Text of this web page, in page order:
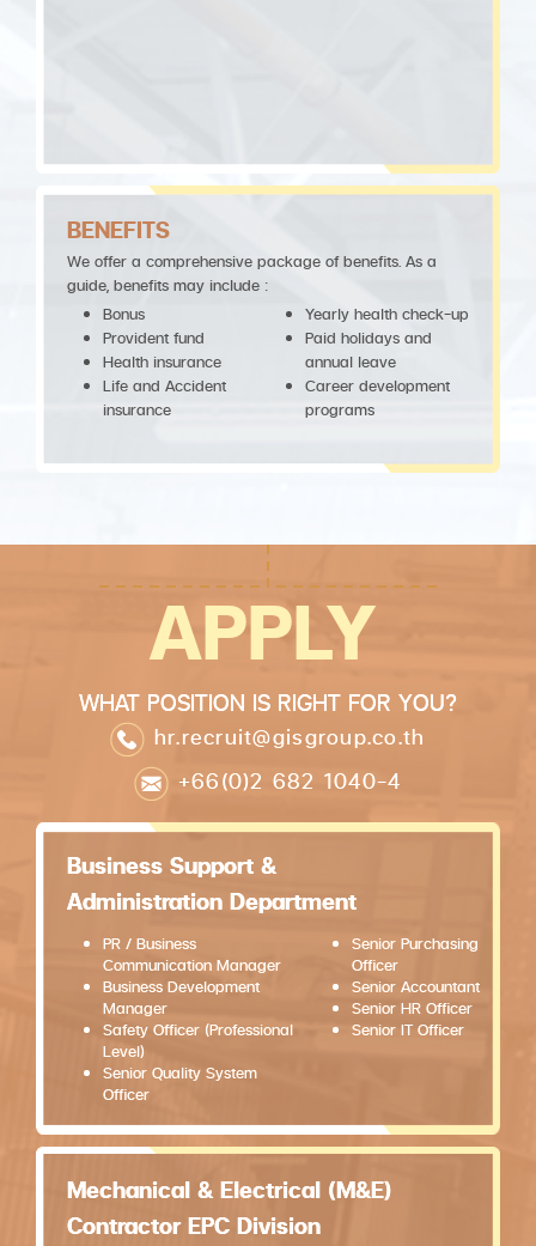
BENEFITS
We offer a comprehensive package of benefits. As a
guide, benefits may include :
Bonus
Provident fund
Health insurance
Life and Accident
insurance
Yearly health check-up
Paid holidays and
annual leave
Career development
programs
APPLY
WHAT POSITION IS RIGHT FOR YOU?
hr.recruit@gisgroup.co.th
+66(0)2 682 1040-4
Business Support &
Administration Department
PR / Business
Communication Manager
Business Development
Manager
Safety Officer (Professional
Level)
Senior Quality System
Officer
Senior Purchasing
Officer
Senior Accountant
Senior HR Officer
Senior IT Officer
Mechanical & Electrical (M&E)
Contractor EPC Division